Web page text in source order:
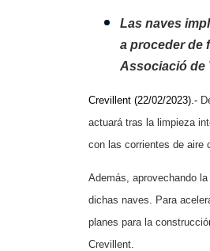
Las naves
a proceder de
Associació de
Crevillent (22/02/2023).-
actuará tras la limpieza
con las corrientes de aire
Además, aprovechando
dichas naves. Para
planes para la
Crevillent.